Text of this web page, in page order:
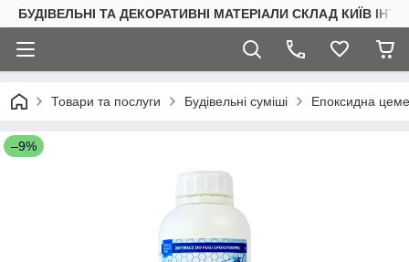
БУДІВЕЛЬНІ ТА ДЕКОРАТИВНІ МАТЕРІАЛИ СКЛАД КИЇВ
Товари та послуги Будівельні суміші Епоксидна
–9%